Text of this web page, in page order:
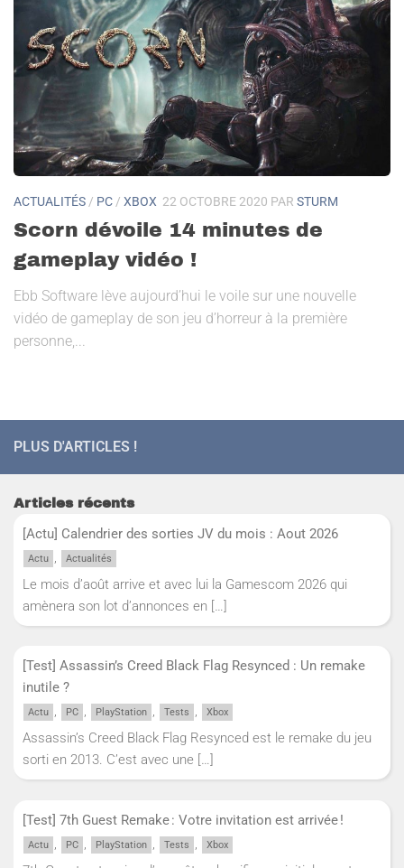
ACTUALITÉS / PC / XBOX 22 OCTOBRE 2020 PAR STURM
Scorn dévoile 14 minutes de
gameplay vidéo !
Ebb Software lève aujourd’hui le voile sur une nouvelle
vidéo de gameplay de son jeu d’horreur à la première
personne,...
PLUS D'ARTICLES !
Articles récents
[Actu] Calendrier des sorties JV du mois : Aout 2026
Actu , Actualités
Le mois d’août arrive et avec lui la Gamescom 2026 qui
amènera son lot d’annonces en […]
[Test] Assassin’s Creed Black Flag Resynced : Un remake
inutile ?
Actu , PC , PlayStation , Tests , Xbox
Assassin’s Creed Black Flag Resynced est le remake du jeu
sorti en 2013. C’est avec une […]
[Test] 7th Guest Remake : Votre invitation est arrivée !
Actu , PC , PlayStation , Tests , Xbox